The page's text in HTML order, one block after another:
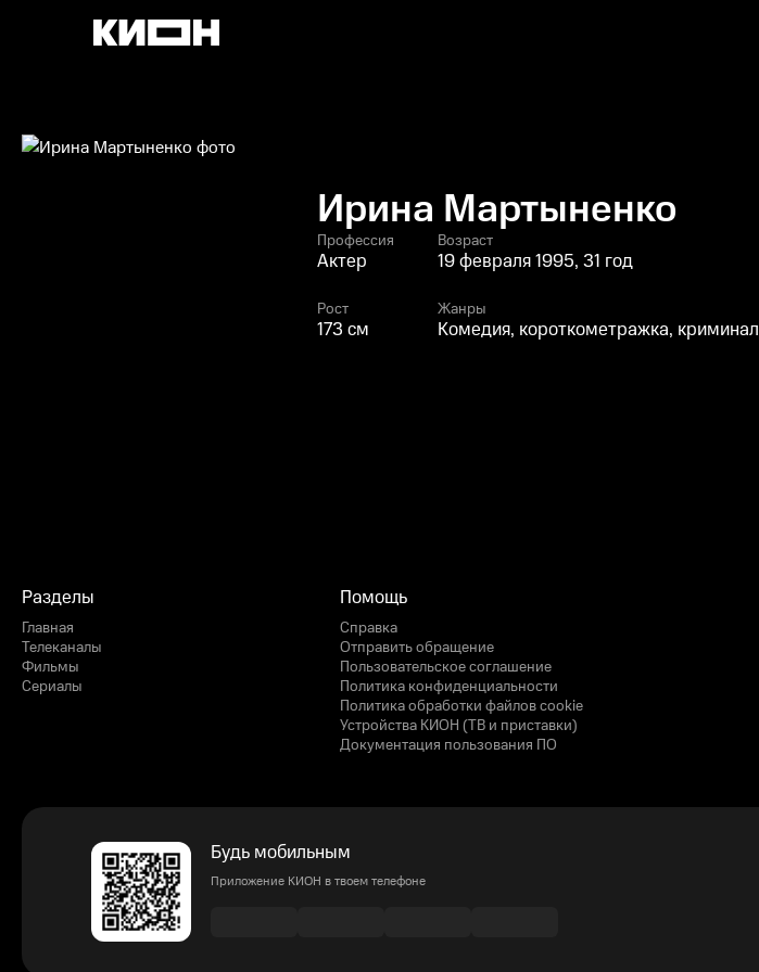
Ирина Мартыненко
Профессия
Актер
Возраст
19 февраля 1995, 31 год
Рост
173 см
Жанры
Комедия, короткометражка, криминал
Разделы
Главная
Телеканалы
Фильмы
Сериалы
Помощь
Справка
Отправить обращение
Пользовательское соглашение
Политика конфиденциальности
Политика обработки файлов cookie
Устройства КИОН (ТВ и приставки)
Документация пользования ПО
Будь мобильным
Приложение КИОН в твоем телефоне